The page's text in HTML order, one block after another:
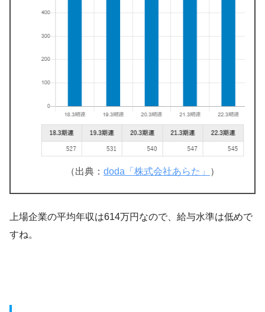
（出典： doda「株式会社あらた」 ）
上場企業の平均年収は614万円なので、給与水準は低めで
すね。